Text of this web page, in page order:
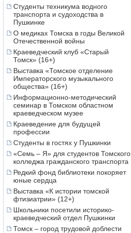
Студенты техникума водного
транспорта и судоходства в
Пушкинке
О медиках Томска в годы Великой
Отечественной войны
Краеведческий клуб «Старый
Томск» (16+)
Выставка «Томское отделение
Императорского музыкального
общества» (16+)
Информационно-методический
семинар в Томском областном
краеведческом музее
Краеведение для будущей
профессии
Студенты в гостях у Пушкинки
«Семь – Я» для студентов Томского
колледжа гражданского транспорта
Редкий фонд библиотеки покоряет
юные сердца
Выставка «К истории томской
фтизиатрии» (12+)
Школьники посетили историко-
краеведческий отдел Пушкинки
Томск – город трудовой доблести